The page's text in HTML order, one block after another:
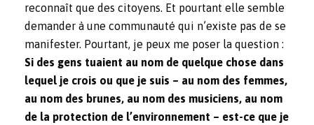
reconnaît que des citoyens. Et pourtant elle semble
demander à une communauté qui n’existe pas de se
manifester. Pourtant, je peux me poser la question :
Si des gens tuaient au nom de quelque chose dans
lequel je crois ou que je suis – au nom des femmes,
au nom des brunes, au nom des musiciens, au nom
de la protection de l’environnement – est-ce que je